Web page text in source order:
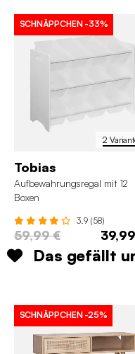
2
SCHNÄPPCHEN -33%
Tobias
Aufbewahrungsregal mit 12
Boxen
3.9 (58)
59,99 €
Das gefällt
SCHNÄPPCHEN -25%